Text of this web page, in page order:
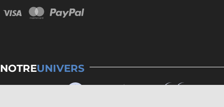
NOTREUNIVERS